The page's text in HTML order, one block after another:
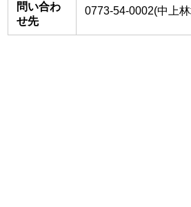
問い合わ
せ先
0773-54-0002(中上